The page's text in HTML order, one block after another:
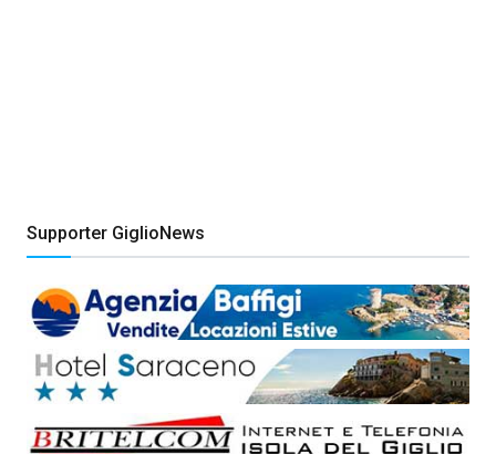
Supporter GiglioNews